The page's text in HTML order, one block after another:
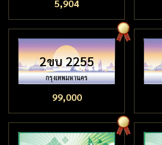
5,904
2ขบ 2255
99,000